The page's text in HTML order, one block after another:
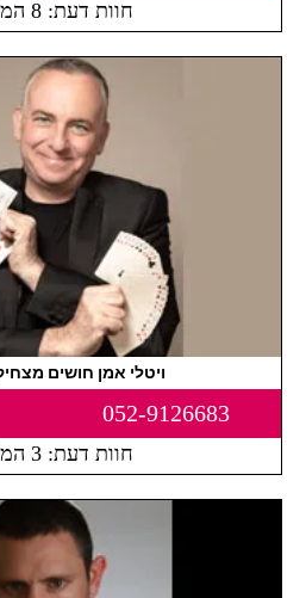
חוות דעת: 8 המלצות.
ויטלי אמן חושים
052-9126683
חוות דעת: 3 המלצות.